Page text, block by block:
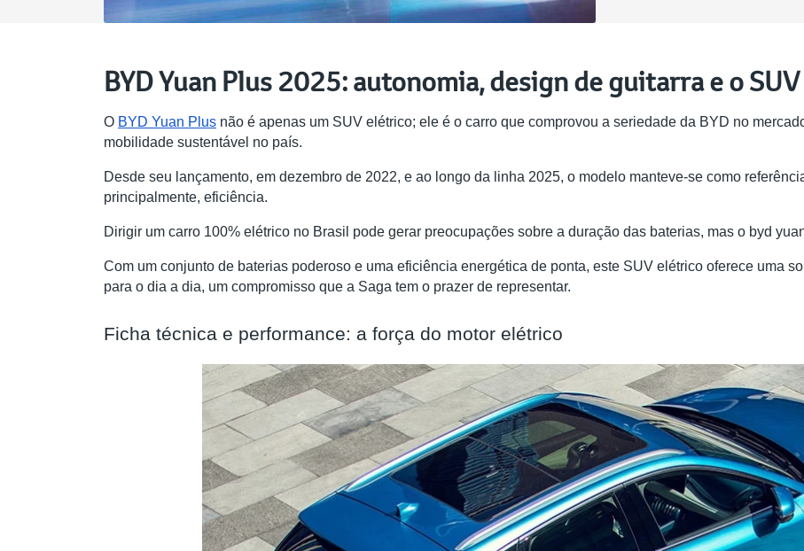
BYD Yuan Plus 2025: autonomia, design de guitarra e o
O BYD Yuan Plus não é apenas um SUV elétrico; ele é o carro que comprovou a seriedade da BYD no
mobilidade sustentável no país.
Desde seu lançamento, em dezembro de 2022, e ao longo da linha 2025, o modelo manteve-se como
principalmente, eficiência.
Dirigir um carro 100% elétrico no Brasil pode gerar preocupações sobre a duração das baterias, mas o byd
Com um conjunto de baterias poderoso e uma eficiência energética de ponta, este SUV elétrico oferece uma
para o dia a dia, um compromisso que a Saga tem o prazer de representar.
Ficha técnica e performance: a força do motor elétrico